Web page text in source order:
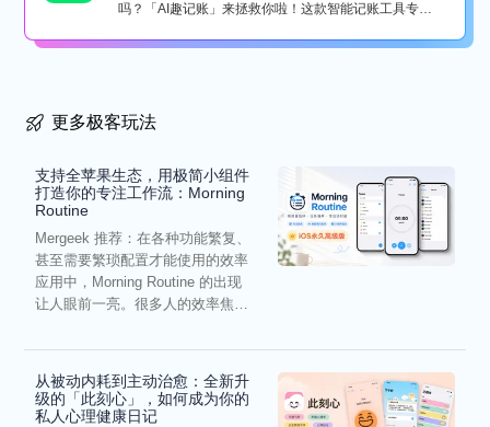
吗？「AI趣记账」来拯救你啦！这款智能记账工具专为
更多极客玩法
支持全苹果生态，用极简小组件
打造你的专注工作流：Morning
Routine
Mergeek 推荐：在各种功能繁复、
甚至需要繁琐配置才能使用的效率
应用中，Morning Routine 的出现
让人眼前一亮。很多人的效率焦
从被动内耗到主动治愈：全新升
级的「此刻心」，如何成为你的
私人心理健康日记